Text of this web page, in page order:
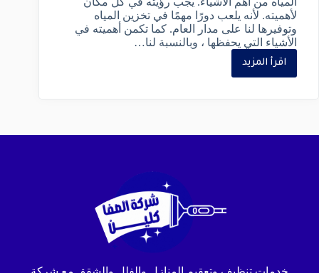
لأهميته. لأنه يلعب دورًا مهمًا في تخزين المياه
وتوفيرها لنا على مدار العام. كما تكمن أهميته في
الأشياء التي يحفظها ، وبالنسبة لنا…
اقرأ المزيد